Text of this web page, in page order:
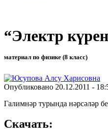
“Электр
материал по физике (8 класс)
Опубликовано 20.12.2011 -
Галимнәр турында нәрсәләр
Скачать: